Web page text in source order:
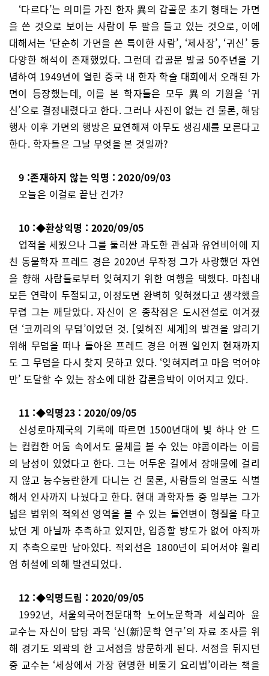
‘다르다’는 의미를 가진 한자 異의 갑골문 초기 형태는 가면
을 쓴 것으로 보이는 사람이 두 팔을 들고 있는 것으로, 이에
대해서는 ‘단순히 가면을 쓴 특이한 사람’, ‘제사장’, ‘귀신’ 등
다양한 해석이 존재했었다. 그런데 갑골문 발굴 50주년을 기
념하여 1949년에 열린 중국 내 한자 학술 대회에서 오래된 가
면이 등장했는데, 이를 본 학자들은 모두 異의 기원을 ‘귀
신’으로 결정내렸다고 한다. 그러나 사진이 없는 건 물론, 해당
행사 이후 가면의 행방은 묘연해져 아무도 생김새를 모른다고
한다. 학자들은 그날 무엇을 본 것일까?
9 :존재하지 않는 익명 : 2020/09/03
오늘은 이걸로 끝난 건가?
10 :◆환상익명 : 2020/09/05
업적을 세웠으나 그를 둘러싼 과도한 관심과 유언비어에 지
친 동물학자 프레드 경은 2020년 무작정 그가 사랑했던 자연
을 향해 사람들로부터 잊혀지기 위한 여행을 택했다. 마침내
모든 연락이 두절되고, 이정도면 완벽히 잊혀졌다고 생각했을
무렵 그는 깨달았다. 자신이 온 종착점은 도시전설로 여겨졌
던 ‘코끼리의 무덤’이었던 것. [잊혀진 세계]의 발견을 알리기
위해 무덤을 떠나 돌아온 프레드 경은 어쩐 일인지 현재까지
도 그 무덤을 다시 찾지 못하고 있다. ‘잊혀지려고 마음 먹어야
만’ 도달할 수 있는 장소에 대한 갑론을박이 이어지고 있다.
11 :◆익명23 : 2020/09/05
신성로마제국의 기록에 따르면 1500년대에 빛 하나 안 드
는 컴컴한 어둠 속에서도 물체를 볼 수 있는 야콥이라는 이름
의 남성이 있었다고 한다. 그는 어두운 길에서 장애물에 걸리
지 않고 능수능란한게 다니는 건 물론, 사람들의 얼굴도 식별
해서 인사까지 나눴다고 한다. 현대 과학자들 중 일부는 그가
넓은 범위의 적외선 영역을 볼 수 있는 돌연변이 형질을 타고
났던 게 아닐까 추측하고 있지만, 입증할 방도가 없어 아직까
지 추측으로만 남아있다. 적외선은 1800년이 되어서야 윌리
엄 허셜에 의해 발견되었다.
12 :◆익명드림 : 2020/09/05
1992년, 서울외국어전문대학 노어노문학과 세실리아 윤
교수는 자신이 담당 과목 ‘신(新)문학 연구’의 자료 조사를 위
해 경기도 외곽의 한 고서점을 방문하게 된다. 서점을 뒤지던
중 교수는 ‘세상에서 가장 현명한 비둘기 요리법’이라는 책을